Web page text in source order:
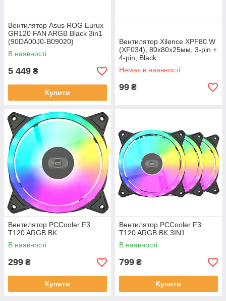
Вентилятор Asus ROG Eurux
GR120 FAN ARGB Black 3in1
(90DA00J0-B09020)
В наявності
5 449 ₴
Купити
Вентилятор Xilence XPF80.W
(XF034), 80х80х25мм, 3-pin +
4-pin, Black
Немає в наявності
99 ₴
Вентилятор PCCooler F3
T120 ARGB BK
В наявності
299 ₴
Купити
Вентилятор PCCooler F3
T120 ARGB BK 3IN1
В наявності
799 ₴
Купити